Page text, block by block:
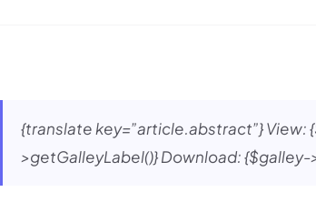
{translate key=”article.abstract”}
>getGalleyLabel()} Download: {$galley-